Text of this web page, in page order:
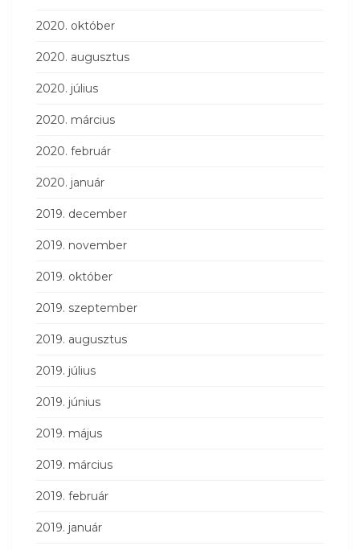
2020. október
2020. augusztus
2020. július
2020. március
2020. február
2020. január
2019. december
2019. november
2019. október
2019. szeptember
2019. augusztus
2019. július
2019. június
2019. május
2019. március
2019. február
2019. január